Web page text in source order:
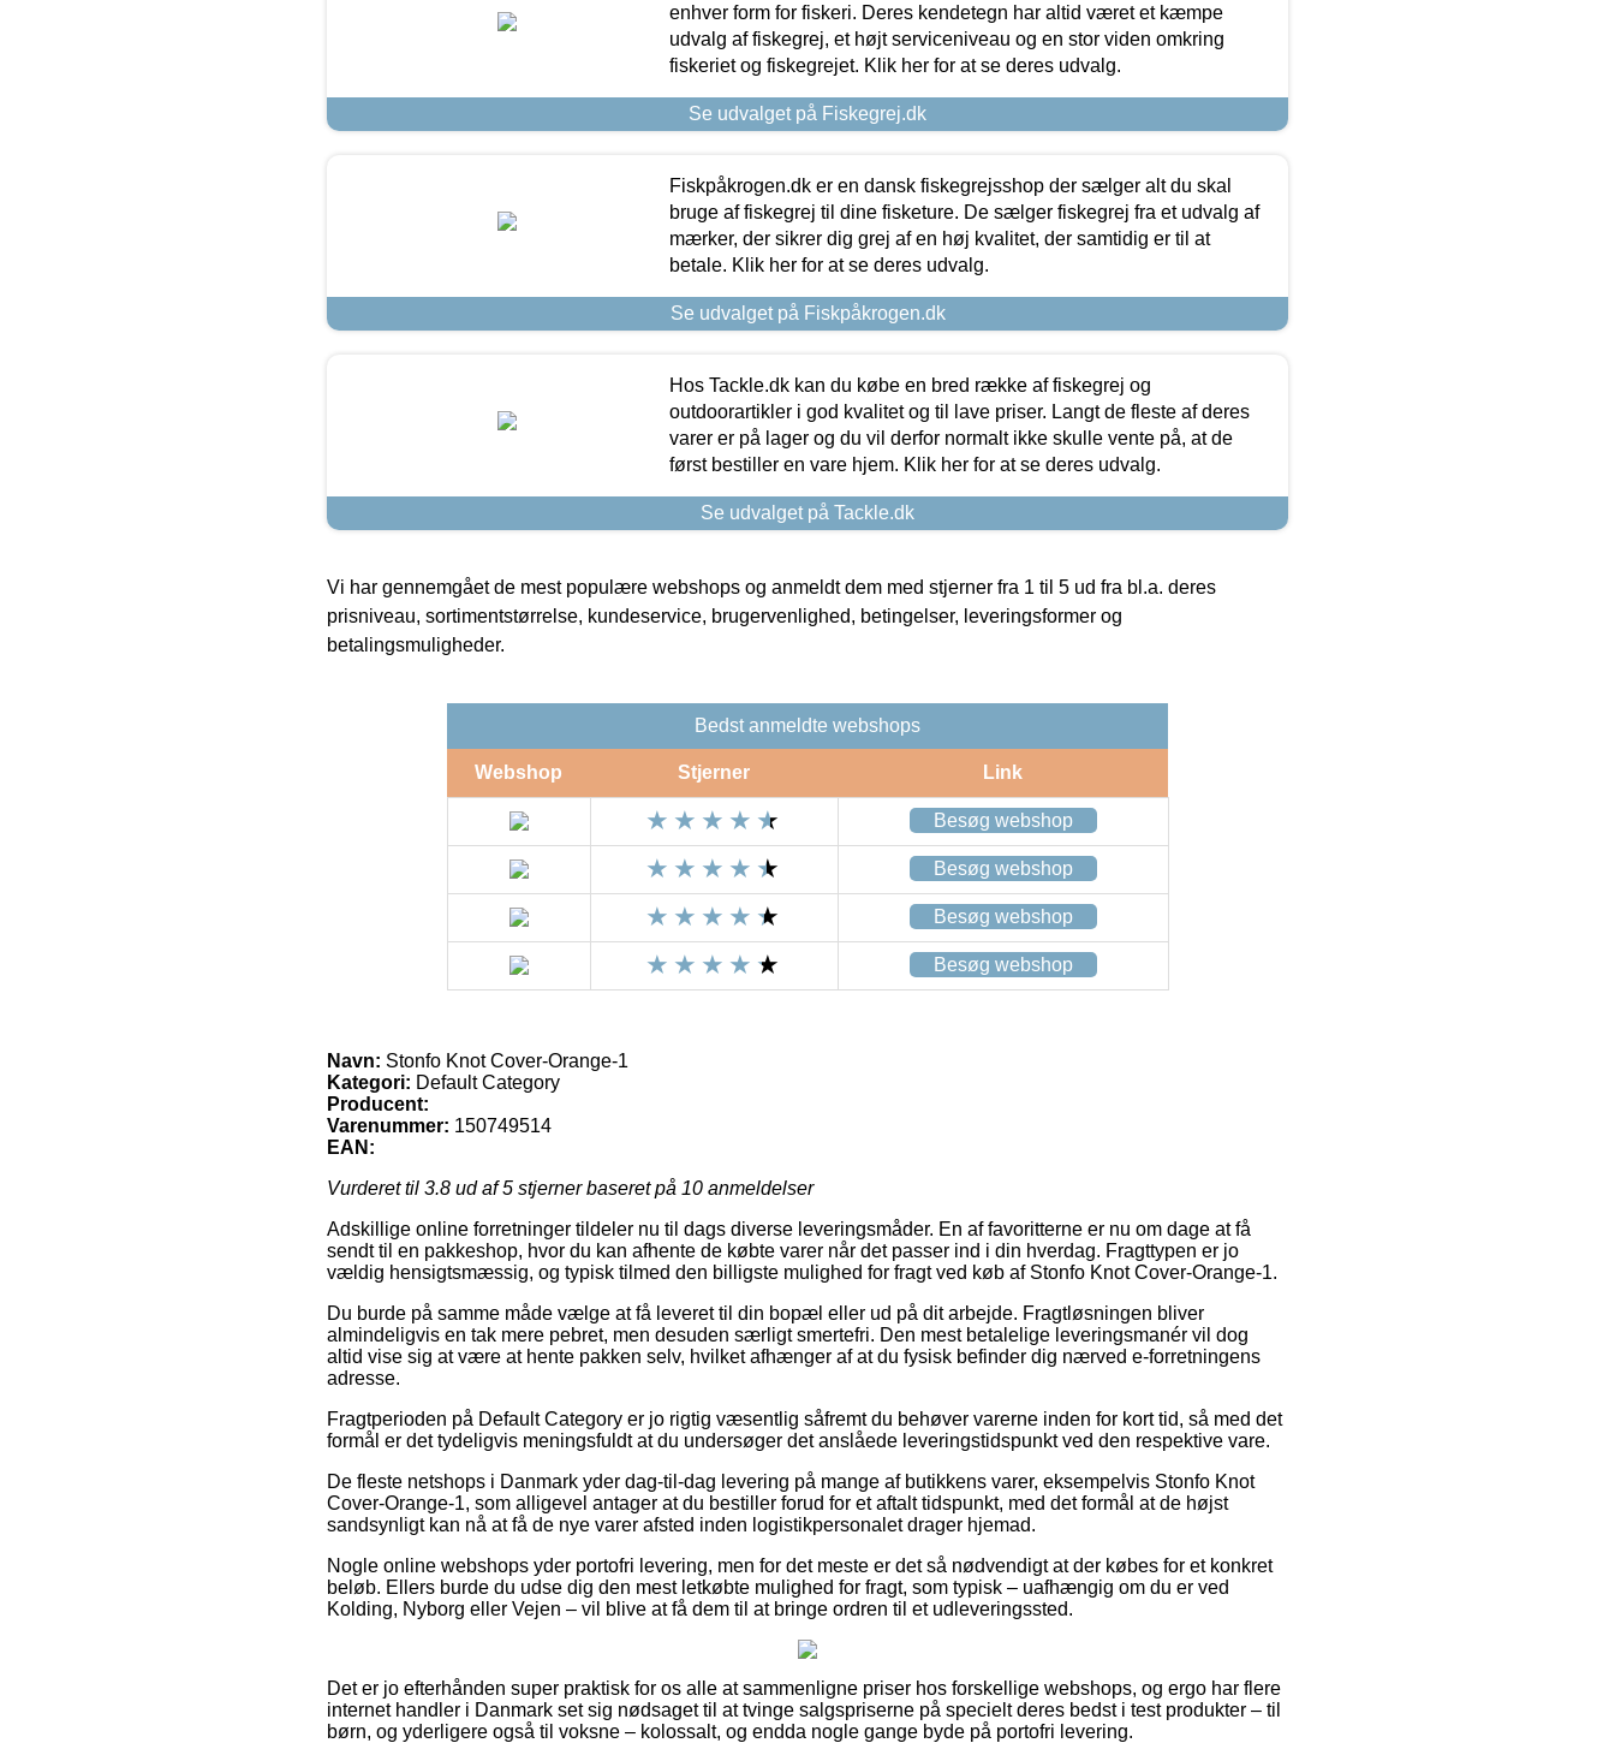
enhver form for fiskeri. Deres kendetegn har altid været et kæmpe
udvalg af fiskegrej, et højt serviceniveau og en stor viden omkring
fiskeriet og fiskegrejet. Klik her for at se deres udvalg.
Se udvalget på Fiskegrej.dk
Fiskpåkrogen.dk er en dansk fiskegrejsshop der sælger alt du skal
bruge af fiskegrej til dine fisketure. De sælger fiskegrej fra et udvalg af
mærker, der sikrer dig grej af en høj kvalitet, der samtidig er til at
betale. Klik her for at se deres udvalg.
Se udvalget på Fiskpåkrogen.dk
Hos Tackle.dk kan du købe en bred række af fiskegrej og
outdoorartikler i god kvalitet og til lave priser. Langt de fleste af deres
varer er på lager og du vil derfor normalt ikke skulle vente på, at de
først bestiller en vare hjem. Klik her for at se deres udvalg.
Se udvalget på Tackle.dk
Vi har gennemgået de mest populære webshops og anmeldt dem med stjerner fra 1 til 5 ud fra bl.a. deres
prisniveau, sortimentstørrelse, kundeservice, brugervenlighed, betingelser, leveringsformer og
betalingsmuligheder.
Bedst anmeldte webshops
Webshop Stjerner Link
Besøg webshop
Besøg webshop
Besøg webshop
Besøg webshop
Navn: Stonfo Knot Cover-Orange-1
Kategori: Default Category
Producent:
Varenummer: 150749514
EAN:
Vurderet til 3.8 ud af 5 stjerner baseret på 10 anmeldelser
Adskillige online forretninger tildeler nu til dags diverse leveringsmåder. En af favoritterne er nu om dage at få
sendt til en pakkeshop, hvor du kan afhente de købte varer når det passer ind i din hverdag. Fragttypen er jo
vældig hensigtsmæssig, og typisk tilmed den billigste mulighed for fragt ved køb af Stonfo Knot Cover-Orange-1.
Du burde på samme måde vælge at få leveret til din bopæl eller ud på dit arbejde. Fragtløsningen bliver
almindeligvis en tak mere pebret, men desuden særligt smertefri. Den mest betalelige leveringsmanér vil dog
altid vise sig at være at hente pakken selv, hvilket afhænger af at du fysisk befinder dig nærved e-forretningens
adresse.
Fragtperioden på Default Category er jo rigtig væsentlig såfremt du behøver varerne inden for kort tid, så med det
formål er det tydeligvis meningsfuldt at du undersøger det anslåede leveringstidspunkt ved den respektive vare.
De fleste netshops i Danmark yder dag-til-dag levering på mange af butikkens varer, eksempelvis Stonfo Knot
Cover-Orange-1, som alligevel antager at du bestiller forud for et aftalt tidspunkt, med det formål at de højst
sandsynligt kan nå at få de nye varer afsted inden logistikpersonalet drager hjemad.
Nogle online webshops yder portofri levering, men for det meste er det så nødvendigt at der købes for et konkret
beløb. Ellers burde du udse dig den mest letkøbte mulighed for fragt, som typisk – uafhængig om du er ved
Kolding, Nyborg eller Vejen – vil blive at få dem til at bringe ordren til et udleveringssted.
Det er jo efterhånden super praktisk for os alle at sammenligne priser hos forskellige webshops, og ergo har flere
internet handler i Danmark set sig nødsaget til at tvinge salgspriserne på specielt deres bedst i test produkter – til
børn, og yderligere også til voksne – kolossalt, og endda nogle gange byde på portofri levering.